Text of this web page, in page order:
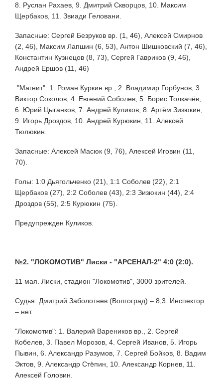
8. Руслан Рахаев, 9. Дмитрий Скворцов, 10. Максим
Щербаков, 11. Звиади Геловани.
Запасные: Сергей Безруков вр. (1, 46), Алексей Смирнов
(2, 46), Максим Лапшин (6, 53), Антон Шишковский (7, 46),
Константин Кузнецов (8, 73), Сергей Гавриков (9, 46),
Андрей Ершов (11, 46)
"Магнит": 1. Роман Куркин вр., 2. Владимир Горбунов, 3.
Виктор Соколов, 4. Евгений Соболев, 5. Борис Толкачёв,
6. Юрий Цыганков, 7. Андрей Куликов, 8. Артём Зизюкин,
9. Игорь Дроздов, 10. Андрей Курюкин, 11. Алексей
Тюлюкин.
Запасные: Алексей Масюк (9, 76), Алексей Иговин (11,
70).
Голы: 1:0 Дьягольченко (21), 1:1 Соболев (22), 2:1
Щербаков (27), 2:2 Соболев (43), 2:3 Зизюкин (44), 2:4
Дроздов (55), 2:5 Курюкин (75).
Предупрежден Куликов.
№2. "ЛОКОМОТИВ" Лиски - "АРСЕНАЛ-2" 4:0 (2:0).
11 мая. Лиски, стадион "Локомотив", 3000 зрителей.
Судья: Дмитрий Заболотнев (Волгоград) – 8,3. Инспектор
– нет.
"Локомотив": 1. Валерий Вареников вр., 2. Сергей
Кобелев, 3. Павел Морозов, 4. Сергей Иванов, 5. Игорь
Пывин, 6. Александр Разумов, 7. Сергей Бойков, 8. Вадим
Эктов, 9. Александр Стёпин, 10. Александр Корнев, 11.
Алексей Головин.